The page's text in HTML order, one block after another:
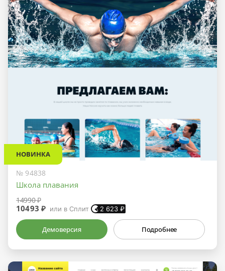
НОВИНКА
№ 94838
Школа плавания
14990 ₽
10493 ₽ или в Сплит 2 623 ₽
Демоверсия Подробнее